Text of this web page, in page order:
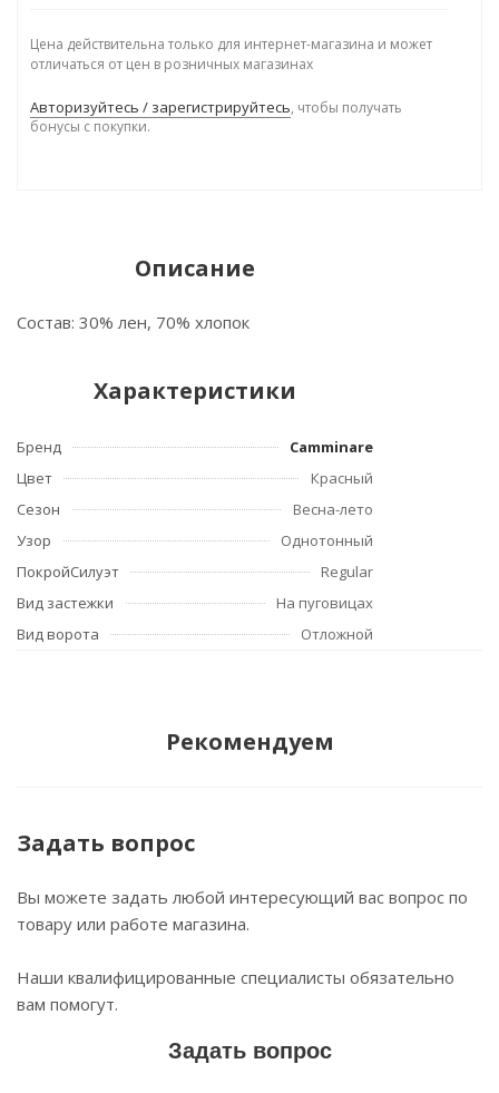
Цена действительна только для интернет-магазина и может
отличаться от цен в розничных магазинах
Авторизуйтесь / зарегистрируйтесь, чтобы получать
бонусы с покупки.
Описание
Состав: 30% лен, 70% хлопок
Характеристики
Бренд
Camminare
Цвет
Красный
Сезон
Весна-лето
Узор
Однотонный
ПокройСилуэт
Regular
Вид застежки
На пуговицах
Вид ворота
Отложной
Рекомендуем
Задать вопрос
Вы можете задать любой интересующий вас вопрос по
товару или работе магазина.
Наши квалифицированные специалисты обязательно
вам помогут.
Задать вопрос